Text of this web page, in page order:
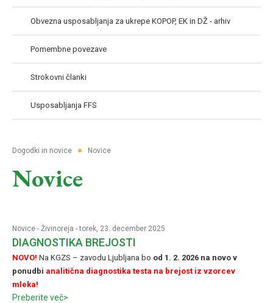
Obvezna usposabljanja za ukrepe KOPOP, EK in DŽ - arhiv
Pomembne povezave
Strokovni članki
Usposabljanja FFS
Dogodki in novice ● Novice
Novice
Novice - Živinoreja - torek, 23. december 2025
DIAGNOSTIKA BREJOSTI
NOVO! Na KGZS – zavodu Ljubljana bo od 1. 2. 2026 na novo v
ponudbi analitična diagnostika testa na brejost iz vzorcev
mleka!
Preberite več>